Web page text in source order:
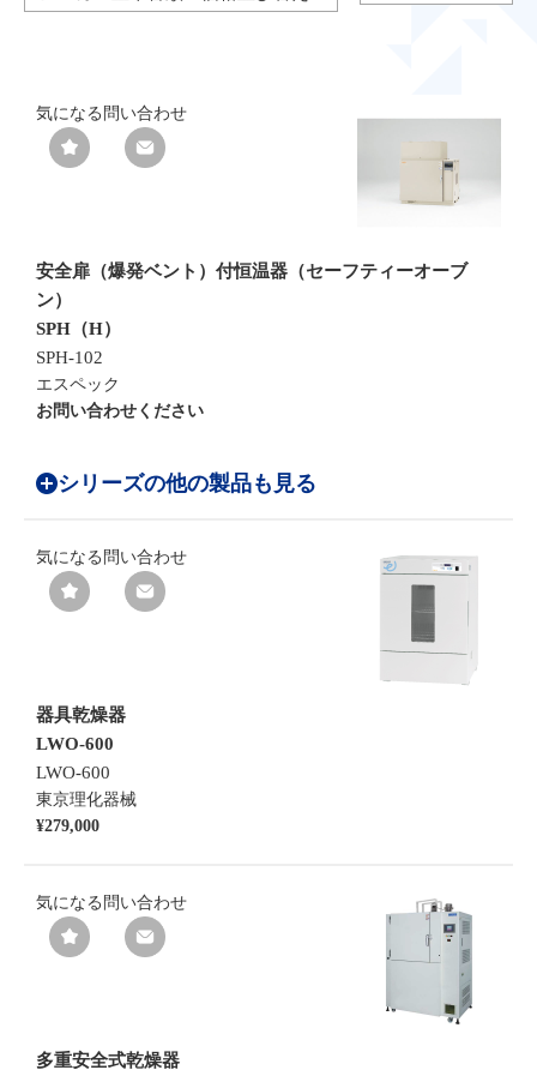
気になる 問い合わせ
安全扉（爆発ベント）付恒温器（セーフティーオーブ
ン）
SPH（H）
SPH-102
エスペック
お問い合わせください
シリーズの他の製品も見る
気になる 問い合わせ
器具乾燥器
LWO-600
LWO-600
東京理化器械
¥279,000
気になる 問い合わせ
多重安全式乾燥器